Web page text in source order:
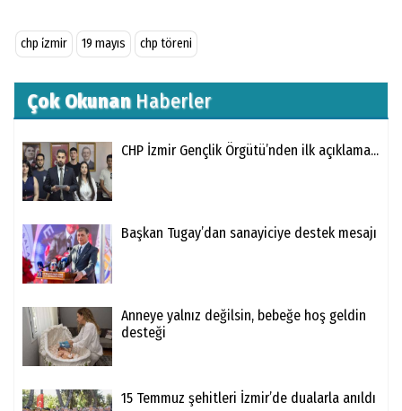
chp i̇zmir 19 mayıs chp töreni
Çok OkunanHaberler
CHP İzmir Gençlik Örgütü’nden ilk açıklama...
Başkan Tugay’dan sanayiciye destek mesajı
Anneye yalnız değilsin, bebeğe hoş geldin
desteği
15 Temmuz şehitleri İzmir’de dualarla anıldı